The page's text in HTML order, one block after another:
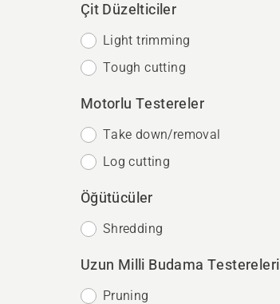
Çit Düzelticiler
Light trimming
Tough cutting
Motorlu Testereler
Take down/removal
Log cutting
Öğütücüler
Shredding
Uzun Milli Budama Testereleri
Pruning